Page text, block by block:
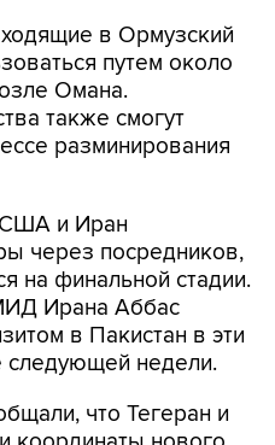
в Ормузский
путем около
Омана.
также смогут
разминирования
США и Иран
через посредников,
на финальной стадии.
Ирана Аббас
в Пакистан в эти
следующей недели.
что Тегеран и